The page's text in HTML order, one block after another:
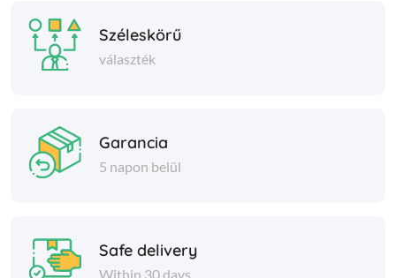
Széleskörű
választék
Garancia
5 napon belül
Safe delivery
Within 30 days